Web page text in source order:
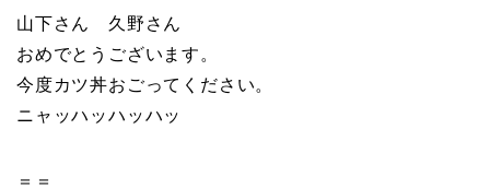
山下さん 久野さん
おめでとうございます。
今度カツ丼おごってください。
ニャッハッハッハッ
＝＝